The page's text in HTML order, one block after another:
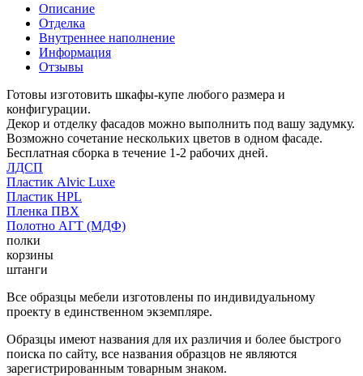
Описание
Отделка
Внутреннее наполнение
Информация
Отзывы
Готовы изготовить шкафы-купе любого размера и
конфигурации.
Декор и отделку фасадов можно выполнить под вашу задумку.
Возможно сочетание нескольких цветов в одном фасаде.
Бесплатная сборка в течение 1-2 рабочих дней.
ЛДСП
Пластик Alvic Luxe
Пластик HPL
Пленка ПВХ
Полотно АГТ (МДФ)
полки
корзины
штанги
Все образцы мебели изготовлены по индивидуальному
проекту в единственном экземпляре.
Образцы имеют названия для их различия и более быстрого
поиска по сайту, все названия образцов не являются
зарегистрированным товарным знаком.